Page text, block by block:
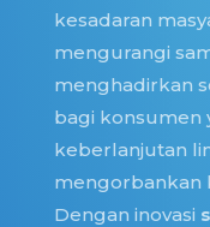
kesadaran
mengurangi
menghadirkan
bagi konsumen
keberlanjutan
mengorbankan
Dengan inovasi